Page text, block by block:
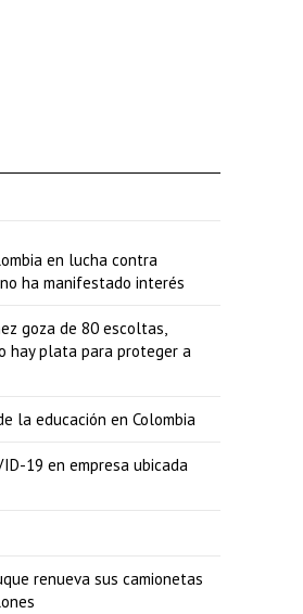
en lucha contra
ha manifestado interés
goza de 80 escoltas,
hay plata para proteger a
la educación en Colombia
19 en empresa ubicada
renueva sus camionetas